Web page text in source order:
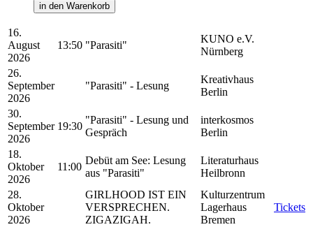
in den Warenkorb
16.
August
2026
13:50 "Parasiti"
KUNO e.V.
Nürnberg
26.
September
2026
"Parasiti" - Lesung
Kreativhaus
Berlin
30.
September
2026
19:30
"Parasiti" - Lesung und
Gespräch
interkosmos
Berlin
18.
Oktober
2026
11:00
Debüt am See: Lesung
aus "Parasiti"
Literaturhaus
Heilbronn
28.
Oktober
2026
GIRLHOOD IST EIN
VERSPRECHEN.
ZIGAZIGAH.
Kulturzentrum
Lagerhaus
Bremen
Tickets